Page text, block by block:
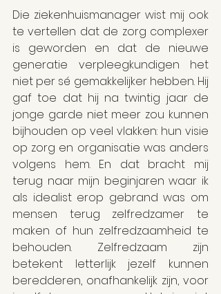
Die ziekenhuismanager wist mij ook
te vertellen dat de zorg complexer
is geworden en dat de nieuwe
generatie verpleegkundigen het
niet per sé gemakkelijker hebben. Hij
gaf toe dat hij na twintig jaar de
jonge garde niet meer zou kunnen
bijhouden op veel vlakken: hun visie
op zorg en organisatie was anders
volgens hem. En dat bracht mij
terug naar mijn beginjaren waar ik
als idealist erop gebrand was om
mensen terug zelfredzamer te
maken of hun zelfredzaamheid te
behouden. Zelfredzaam zijn
betekent letterlijk jezelf kunnen
beredderen, onafhankelijk zijn, voor